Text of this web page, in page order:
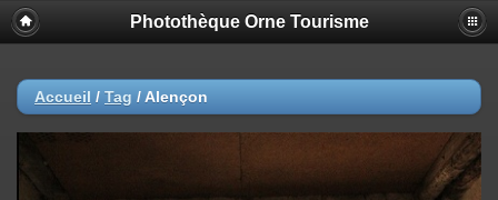
Photothèque Orne Tourisme
Accueil / Tag / Alençon